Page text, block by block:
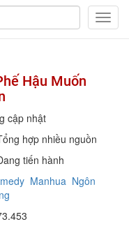
Hậu Muốn
cập nhật
hợp nhiều nguồn
tiến hành
Manhua Ngôn